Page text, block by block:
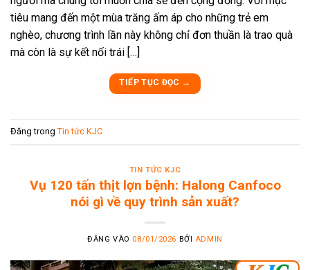
tiêu mang đến một mùa trăng ấm áp cho những trẻ em
nghèo, chương trình lần này không chỉ đơn thuần là trao quà
mà còn là sự kết nối trái […]
TIẾP TỤC ĐỌC →
Đăng trong Tin tức KJC
TIN TỨC KJC
Vụ 120 tấn thịt lợn bệnh: Halong Canfoco
nói gì về quy trình sản xuất?
ĐĂNG VÀO 08/01/2026 BỞI ADMIN